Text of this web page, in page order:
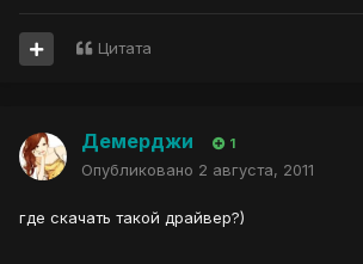
Цитата
Демерджи 1
Опубликовано 2 августа, 2011
где скачать такой драйвер?)